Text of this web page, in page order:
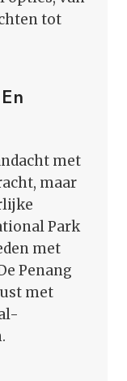
tot
met
maar
Park
met
Penang
met